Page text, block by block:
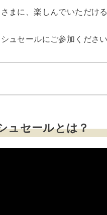
まに、楽しんでいただけ
ュセールにご参加ください
ュセールとは？